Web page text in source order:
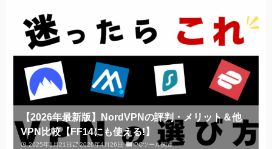
【2026年最新版】NordVPNの評判・メリット＆他
VPN比較【FF14にも使える!】
2025年1月21日 2026年4月26日 PCツール関連